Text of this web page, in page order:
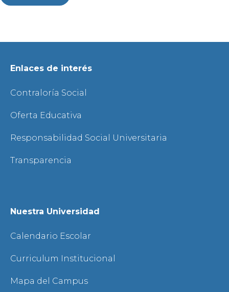
Enlaces de interés
Contraloría Social
Oferta Educativa
Responsabilidad Social Universitaria
Transparencia
Nuestra Universidad
Calendario Escolar
Curriculum Institucional
Mapa del Campus